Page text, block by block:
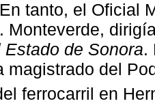
tanto, el Oficial
Monteverde,
de Sonora.
magistrado del
ferrocarril en